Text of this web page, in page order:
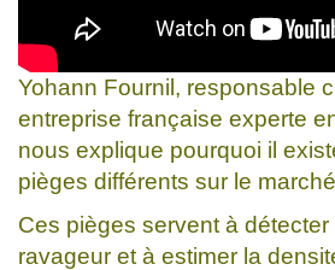
Yohann Fournil, responsable
entreprise française experte
nous explique pourquoi il
pièges différents sur le
Ces pièges servent à
ravageur et à estimer la